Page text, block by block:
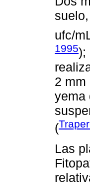
ufc/
1995);
2 mm
yema
(
Las